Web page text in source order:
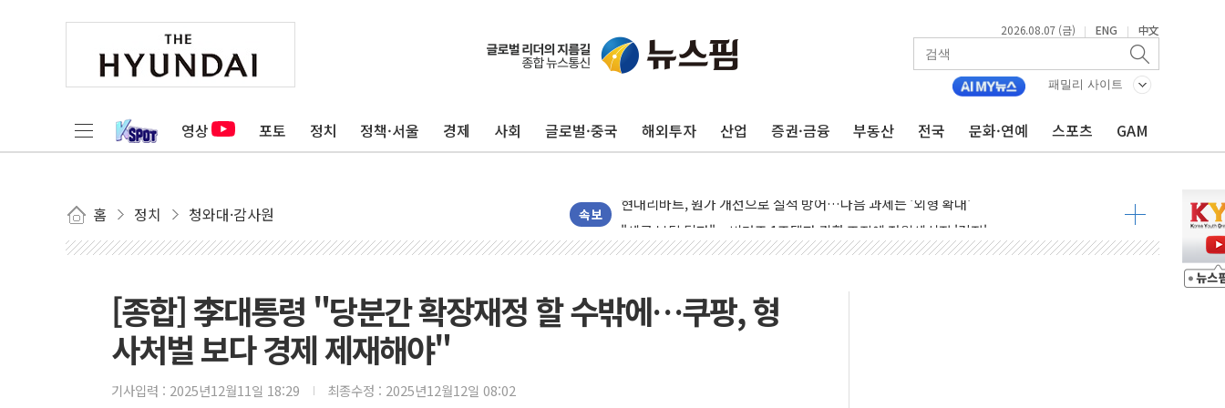
2026.08.07 (금) | ENG | 中文
패밀리 사이트
영상 포토 정치 정책·서울 경제 사회 글로벌·중국 해외투자 산업 증권·금융 부동산 전국 문화·연예 스포츠 GAM
홈 정치 청와대·감사원 속보
트럼프, '원정출산 시민권 차단' 행정명령 서명…출생시민권 제한 재시동
트럼프 "이란전 조만간 끝날 것"…군수품 부족설 일축 "막대한 무기 보유"
"세금 부담 덜자"…비거주 1주택자 귀환 조짐에 전월세시장 '긴장'
세금 부담 커진 고가 1주택자…맞교환·재매수·다운사이징 '저울질'
뉴욕증시, 유가·금리 부담에 하락…다우 5거래일 랠리 '마침표'
이란, 오만과 호르무즈 해협 재개방 합의 막바지.."美와 직접 협상 없어"
[종합] 李대통령 "당분간 확장재정 할 수밖에…쿠팡, 형
사처벌 보다 경제 제재해야"
기사입력 : 2025년12월11일 18:29 최종수정 : 2025년12월12일 08:02